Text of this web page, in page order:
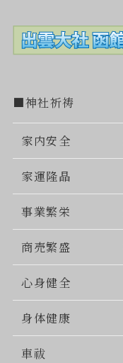
■神社祈祷
家内安全
家運隆晶
事業繁栄
商売繁盛
心身健全
身体健康
車祓